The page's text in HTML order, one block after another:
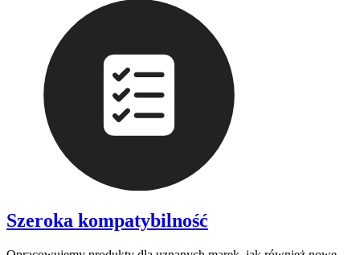
Szeroka kompatybilność